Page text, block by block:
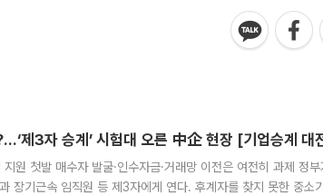
제3자 승계’ 시험대 오른 中企 현장 [기업승계 대
원 첫발 매수자 발굴·인수자금·거래망 이전은 여전히 과제 정
장기근속 임직원 등 제3자에게 연다. 후계자를 찾지 못한 중소